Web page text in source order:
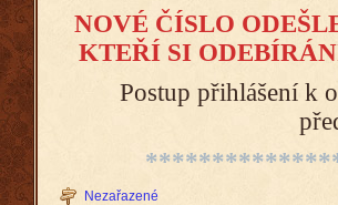
NOVÉ ČÍSLO
KTEŘÍ SI
Postup přihlášení k
Nezařazené